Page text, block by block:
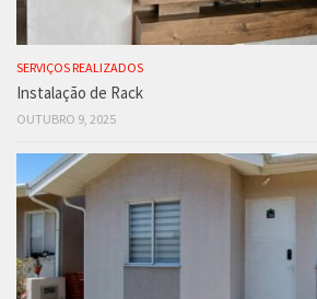
SERVIÇOS REALIZADOS
Instalação de Rack
OUTUBRO 9, 2025